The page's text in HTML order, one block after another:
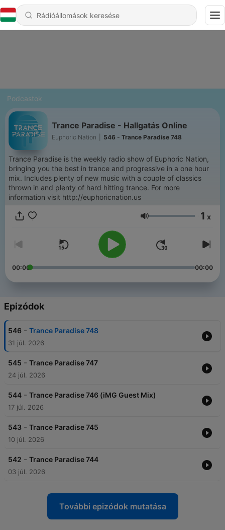
Podcastok
Trance Paradise - Hallgatás Online
Euphoric Nation 546 - Trance Paradise 748
Trance Paradise is the weekly radio show of Euphoric Nation,
bringing you the best in trance and progressive in a one hour
mix. Includes plenty of new music with a couple of classics
thrown in and plenty of hard hitting trance. For more
information visit http://euphoricnation.us
Hangerő 1 x
00:00 00:00
Epizódok
546 - Trance Paradise 748
31 júl. 2026
545 - Trance Paradise 747
24 júl. 2026
544 - Trance Paradise 746 (iMG Guest Mix)
17 júl. 2026
543 - Trance Paradise 745
10 júl. 2026
542 - Trance Paradise 744
03 júl. 2026
További epizódok mutatása